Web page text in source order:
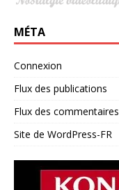
MÉTA
Connexion
Flux des publications
Flux des commentaires
Site de WordPress-FR